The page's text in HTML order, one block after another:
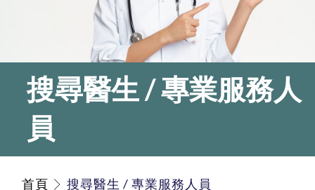
搜尋醫生 / 專業服務人
員
首頁 搜尋醫生 / 專業服務人員